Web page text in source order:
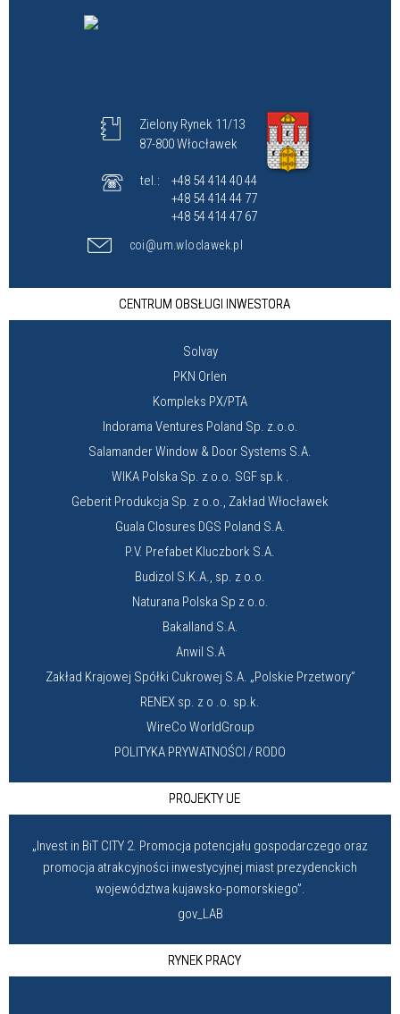
Zielony Rynek 11/13
87-800 Włocławek
tel.:
+48 54 414 40 44
+48 54 414 44 77
+48 54 414 47 67
coi@um.wloclawek.pl
CENTRUM OBSŁUGI INWESTORA
Solvay
PKN Orlen
Kompleks PX/PTA
Indorama Ventures Poland Sp. z.o.o.
Salamander Window & Door Systems S.A.
WIKA Polska Sp. z o.o. SGF sp.k .
Geberit Produkcja Sp. z o.o., Zakład Włocławek
Guala Closures DGS Poland S.A.
P.V. Prefabet Kluczbork S.A.
Budizol S.K.A., sp. z o.o.
Naturana Polska Sp z o.o.
Bakalland S.A.
Anwil S.A
Zakład Krajowej Spółki Cukrowej S.A. „Polskie Przetwory”
RENEX sp. z o .o. sp.k.
WireCo WorldGroup
POLITYKA PRYWATNOŚCI / RODO
PROJEKTY UE
„Invest in BiT CITY 2. Promocja potencjału gospodarczego oraz
promocja atrakcyjności inwestycyjnej miast prezydenckich
województwa kujawsko-pomorskiego”.
gov_LAB
RYNEK PRACY